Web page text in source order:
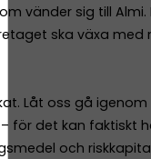
vänder sig till Almi.
ska växa med
Låt oss gå igenom
för det kan faktiskt
och